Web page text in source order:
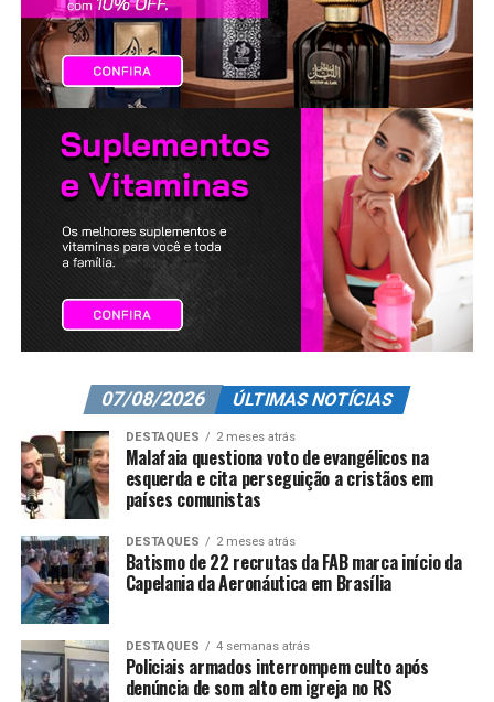
07/08/2026 ÚLTIMAS NOTÍCIAS
DESTAQUES 2 meses atrás
Malafaia questiona voto de evangélicos na
esquerda e cita perseguição a cristãos em
países comunistas
DESTAQUES 2 meses atrás
Batismo de 22 recrutas da FAB marca início da
Capelania da Aeronáutica em Brasília
DESTAQUES 4 semanas atrás
Policiais armados interrompem culto após
denúncia de som alto em igreja no RS